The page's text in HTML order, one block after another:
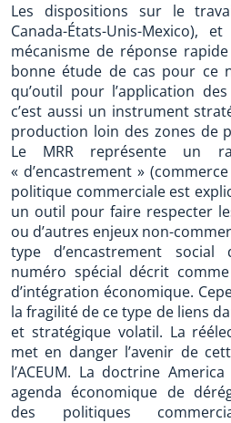
Les dispositions sur le
Canada-États-Unis-Mexico),
mécanisme de réponse
bonne étude de cas pour ce
qu’outil pour l’application
c’est aussi un instrument
production loin des zones de
Le MRR représente un
« d’encastrement »
politique commerciale est
un outil pour faire respecter
ou d’autres enjeux non-
type d’encastrement
numéro spécial décrit
d’intégration économique.
la fragilité de ce type de liens
et stratégique volatil. La
met en danger l’avenir de
l’ACEUM. La doctrine
agenda économique de
des politiques